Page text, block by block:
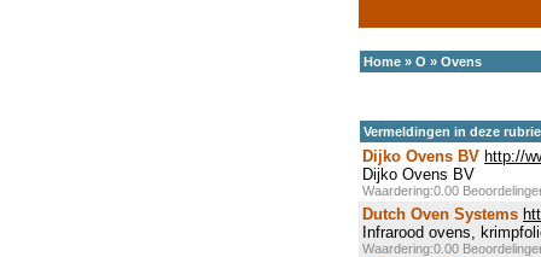
Home » O » Ovens
Vermeldingen in deze
Dijko Ovens BV http://
Dijko Ovens BV
Waardering:0.00
Dutch Oven Systems
Infrarood ovens,
Waardering:0.00